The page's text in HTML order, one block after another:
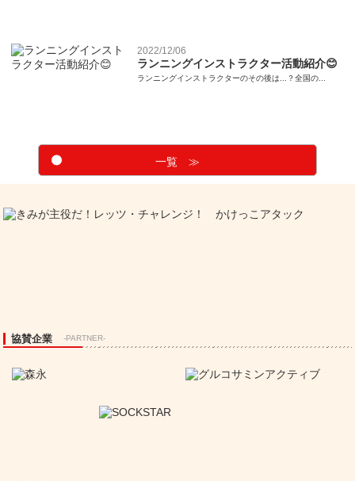
2022/12/06
ランニングインストラクター活動紹介😊
ランニングインストラクターのその後は...？全国の...
一覧 ≫
協賛企業 -PARTNER-